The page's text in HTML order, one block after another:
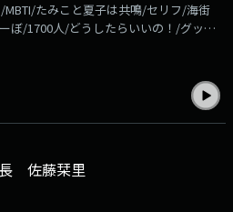
エーション」を送ってください。佐藤栞
めていきます。メールの件名は「ケニ
たみこと夏子は共鳴/セリフ/海街
ぼ/1700人/どうしたらいいの！/グッズ
聴きいただけます！
c8524951-7dc4-4ad1-aa4d-
メール、ふつおたを募集しています！
Xでの感想は、#さとしおANNPでお願い
する質問」を送ってください。佐藤栞
ご飯を食べます。メールの件名は「ほ
！！佐藤栞里がいつかは行ってみたい
佐藤栞里